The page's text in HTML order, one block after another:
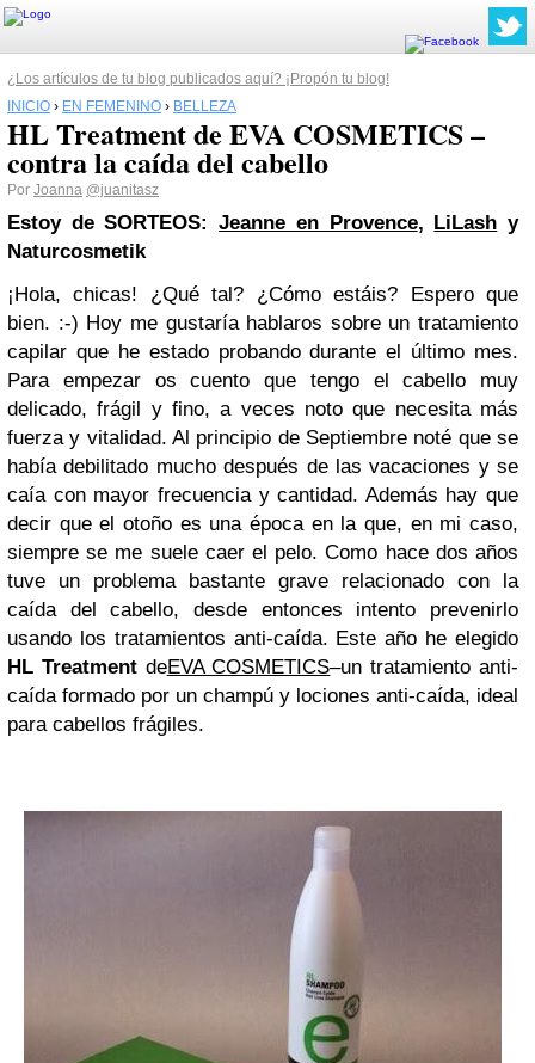
¿Los artículos de tu blog publicados aquí? ¡Propón tu blog!
INICIO › EN FEMENINO › BELLEZA
HL Treatment de EVA COSMETICS –
contra la caída del cabello
Por Joanna @juanitasz
Estoy de SORTEOS:Jeanne en Provence, LiLash y
Naturcosmetik
¡Hola, chicas! ¿Qué tal? ¿Cómo estáis? Espero que
bien. :-) Hoy me gustaría hablaros sobre un tratamiento
capilar que he estado probando durante el último mes.
Para empezar os cuento que tengo el cabello muy
delicado, frágil y fino, a veces noto que necesita más
fuerza y vitalidad. Al principio de Septiembre noté que se
había debilitado mucho después de las vacaciones y se
caía con mayor frecuencia y cantidad. Además hay que
decir que el otoño es una época en la que, en mi caso,
siempre se me suele caer el pelo. Como hace dos años
tuve un problema bastante grave relacionado con la
caída del cabello, desde entonces intento prevenirlo
usando los tratamientos anti-caída. Este año he elegido
HL TreatmentdeEVA COSMETICS–un tratamiento anti-
caída formado por un champú y lociones anti-caída, ideal
para cabellos frágiles.